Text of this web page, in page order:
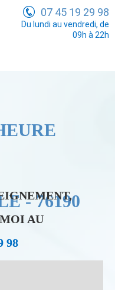
07 45 19 29 98
Du lundi au vendredi, de
09h à 22h
- 76190
AU
98